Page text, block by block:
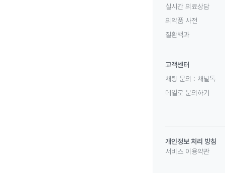
실시간 의료상담
의약품 사전
질환백과
고객센터
채팅 문의 : 채널톡
메일로 문의하기
개인정보 처리 방침
서비스 이용약관